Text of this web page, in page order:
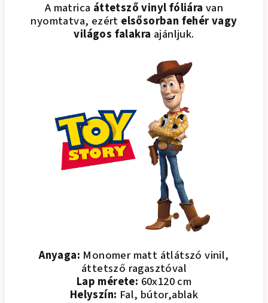
A matrica áttetsző vinyl fóliára van
nyomtatva, ezért elsősorban fehér vagy
világos falakra ajánljuk.
Anyaga: Monomer matt átlátszó vinil,
áttetsző ragasztóval
Lap mérete: 60x120 cm
Helyszín: Fal, bútor,ablak